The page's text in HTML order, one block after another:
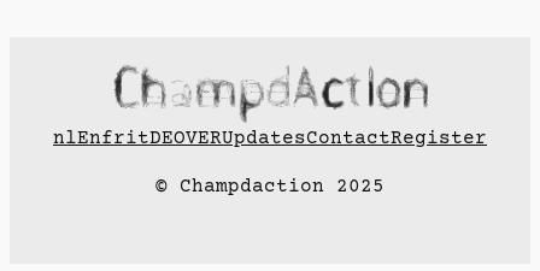
nlEnfritDEOVERUpdatesContactRegister
© Champdaction 2025